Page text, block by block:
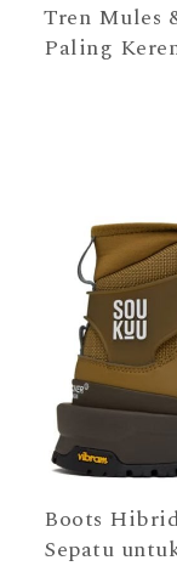
Tren Mules
Paling
Boots
Sepatu